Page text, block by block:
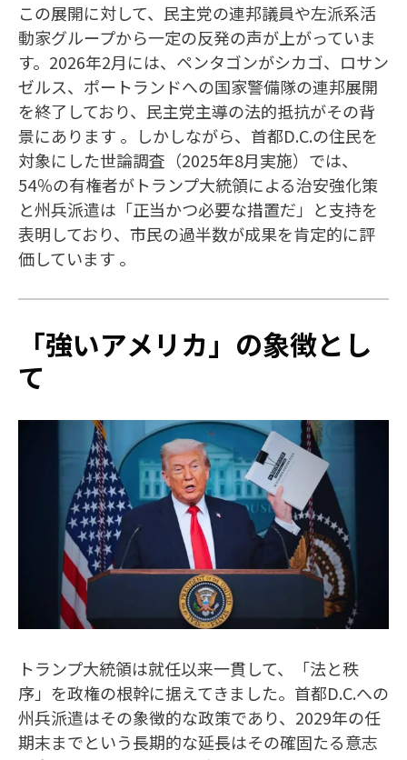
この展開に対して、民主党の連邦議員や左派系活
動家グループから一定の反発の声が上がっていま
す。2026年2月には、ペンタゴンがシカゴ、ロサン
ゼルス、ポートランドへの国家警備隊の連邦展開
を終了しており、民主党主導の法的抵抗がその背
景にあります 。しかしながら、首都D.C.の住民を
対象にした世論調査（2025年8月実施）では、
54％の有権者がトランプ大統領による治安強化策
と州兵派遣は「正当かつ必要な措置だ」と支持を
表明しており、市民の過半数が成果を肯定的に評
価しています 。
「強いアメリカ」の象徴とし
て
トランプ大統領は就任以来一貫して、「法と秩
序」を政権の根幹に据えてきました。首都D.C.への
州兵派遣はその象徴的な政策であり、2029年の任
期末までという長期的な延長はその確固たる意志